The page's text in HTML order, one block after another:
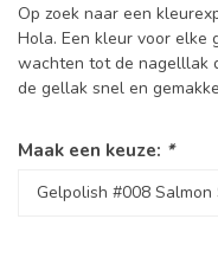
Op zoek naar een
Hola. Een kleur voor elke
wachten tot de nagelllak
de gellak snel en
Maak een keuze: *